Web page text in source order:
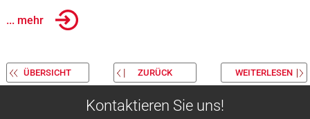
... mehr
ÜBERSICHT ZURÜCK WEITERLESEN
Kontaktieren Sie uns!